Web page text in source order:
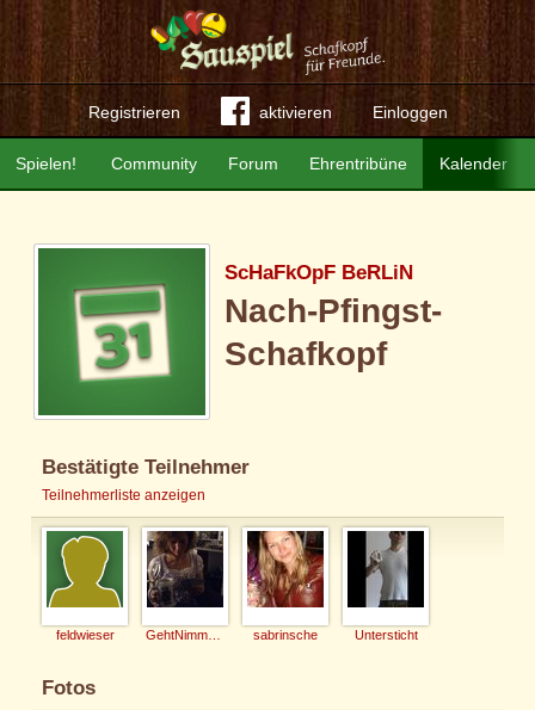
Registrieren aktivieren Einloggen
Community Forum Ehrentribüne Kalender
Spielen!
ScHaFkOpF BeRLiN
Nach-Pfingst-
Schafkopf
Bestätigte Teilnehmer
Teilnehmerliste anzeigen
feldwieser sabrinsche Untersticht
Fotos